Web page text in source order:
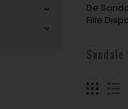
De
Fille
Sandale